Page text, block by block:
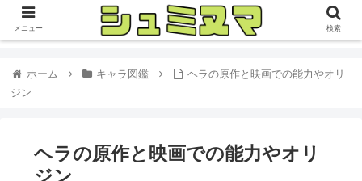
ホーム キャラ図鑑
ヘラの原作と映画での能力やオリ
ジン
ヘラの原作と映画での能力やオリ
ジン
メニュー 検索